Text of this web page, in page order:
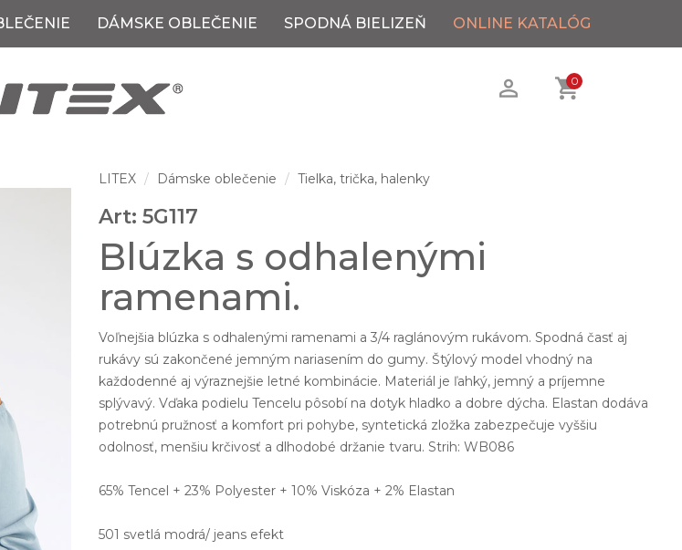
DÁMSKE OBLEČENIE SPODNÁ BIELIZEŇ ONLINE KATALÓG
0
LITEX Dámske oblečenie Tielka, trička, halenky
Art: 5G117
Blúzka s odhalenými
ramenami.
Voľnejšia blúzka s odhalenými ramenami a 3/4 raglánovým rukávom. Spodná časť aj
rukávy sú zakončené jemným nariasením do gumy. Štýlový model vhodný na
každodenné aj výraznejšie letné kombinácie. Materiál je ľahký, jemný a príjemne
splývavý. Vďaka podielu Tencelu pôsobí na dotyk hladko a dobre dýcha. Elastan dodáva
potrebnú pružnosť a komfort pri pohybe, syntetická zložka zabezpečuje vyššiu
odolnosť, menšiu krčivosť a dlhodobé držanie tvaru. Strih: WB086
65% Tencel + 23% Polyester + 10% Viskóza + 2% Elastan
501 svetlá modrá/ jeans efekt